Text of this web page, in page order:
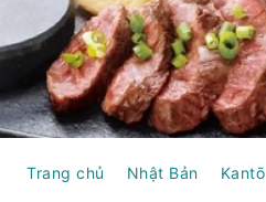
Trang chủ Nhật Bản Kantō